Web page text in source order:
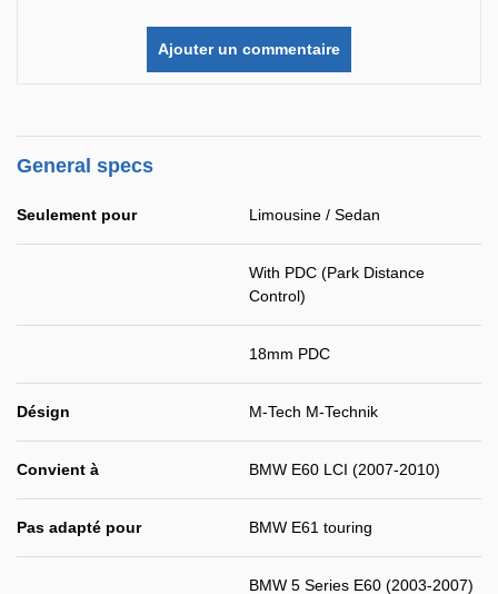
Ajouter un commentaire
General specs
Seulement pour Limousine / Sedan
With PDC (Park Distance
Control)
18mm PDC
Désign M-Tech M-Technik
Convient à BMW E60 LCI (2007-2010)
Pas adapté pour BMW E61 touring
BMW 5 Series E60 (2003-2007)